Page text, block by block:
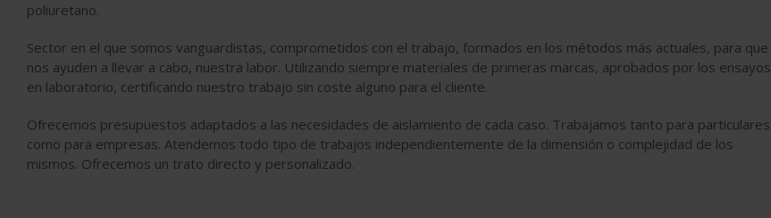
poliuretano.
Sector en el que somos vanguardistas, comprometidos con el trabajo, formados en los métodos más actuales, para que
nos ayuden a llevar a cabo, nuestra labor. Utilizando siempre materiales de primeras marcas, aprobados por los ensayos
en laboratorio, certificando nuestro trabajo sin coste alguno para el cliente.
Ofrecemos presupuestos adaptados a las necesidades de aislamiento de cada caso. Trabajamos tanto para particulares
como para empresas. Atendemos todo tipo de trabajos independientemente de la dimensión o complejidad de los
mismos. Ofrecemos un trato directo y personalizado.